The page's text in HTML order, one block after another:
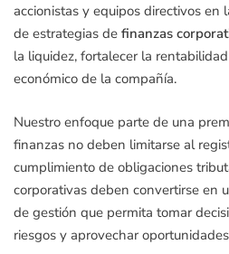
accionistas y equipos directivos en
de estrategias de finanzas
la liquidez, fortalecer la
económico de la compañía.
Nuestro enfoque parte de una
finanzas no deben limitarse al
cumplimiento de obligaciones
corporativas deben convertirse en
de gestión que permita tomar
riesgos y aprovechar